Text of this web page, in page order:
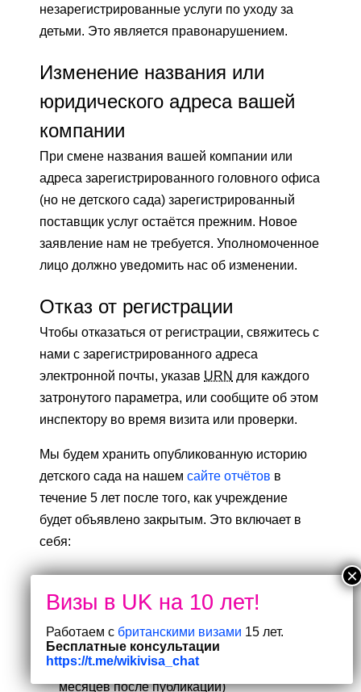
незарегистрированные услуги по уходу за
детьми. Это является правонарушением.
Изменение названия или
юридического адреса вашей
компании
При смене названия вашей компании или
адреса зарегистрированного головного офиса
(но не детского сада) зарегистрированный
поставщик услуг остаётся прежним. Новое
заявление нам не требуется. Уполномоченное
лицо должно уведомить нас об изменении.
Отказ от регистрации
Чтобы отказаться от регистрации, свяжитесь с
нами с зарегистрированного адреса
электронной почты, указав URN для каждого
затронутого параметра, или сообщите об этом
инспектору во время визита или проверки.
Мы будем хранить опубликованную историю
детского сада на нашем сайте отчётов в
течение 5 лет после того, как учреждение
будет объявлено закрытым. Это включает в
себя:
ваши предыдущие отчеты о проверках
(если вы зарегистрированы только в
письма с результатами предыдущих
проверок остаются в сети в течение 12
месяцев после публикации)
Работаем с британскими визами 15 лет.
Бесплатные консультации
https://t.me/wikivisa_chat